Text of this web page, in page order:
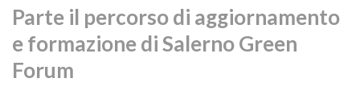
Parte il percorso di aggiornamento
e formazione di Salerno Green
Forum